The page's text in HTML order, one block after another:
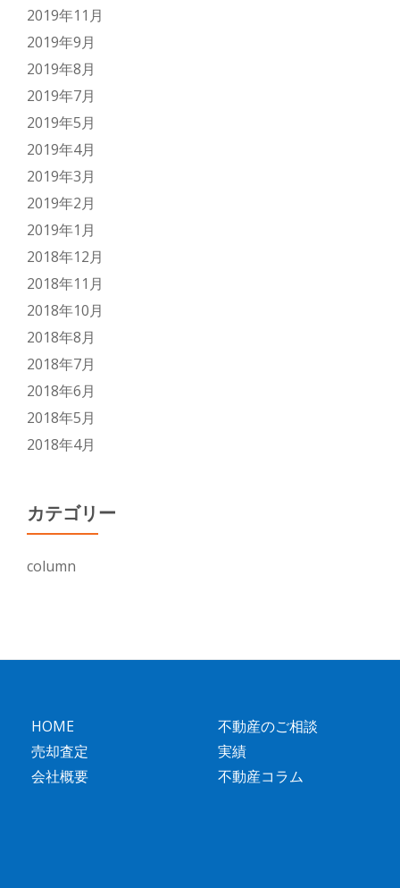
2019年11月
2019年9月
2019年8月
2019年7月
2019年5月
2019年4月
2019年3月
2019年2月
2019年1月
2018年12月
2018年11月
2018年10月
2018年8月
2018年7月
2018年6月
2018年5月
2018年4月
カテゴリー
column
HOME
不動産のご相談
売却査定
実績
会社概要
不動産コラム